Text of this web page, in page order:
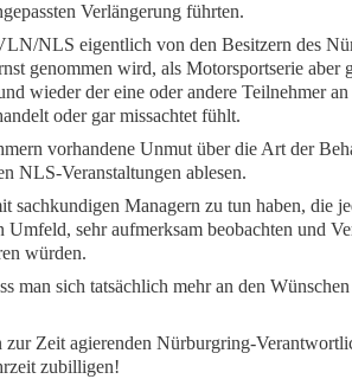
Verlängerung führten.
NLS eigentlich von den Besitzern des
genommen wird, als Motorsportserie aber
wieder der eine oder andere Teilnehmer
oder gar missachtet fühlt.
vorhandene Unmut über die Art der
NLS-Veranstaltungen ablesen.
sachkundigen Managern zu tun haben, die
sehr aufmerksam beobachten und
würden.
man sich tatsächlich mehr an den
Zeit agierenden Nürburgring-
zubilligen!